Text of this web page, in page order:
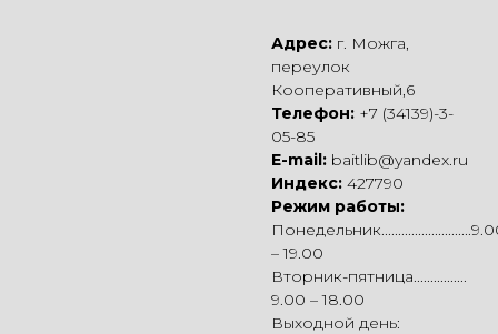
Адрес: г. Можга,
переулок
Кооперативный,6
Телефон: +7 (34139)-3-
05-85
E-mail: baitlib@yandex.ru
Индекс: 427790
Режим работы:
– 19.00
Вторник-пятница................
9.00 – 18.00
Выходной день: